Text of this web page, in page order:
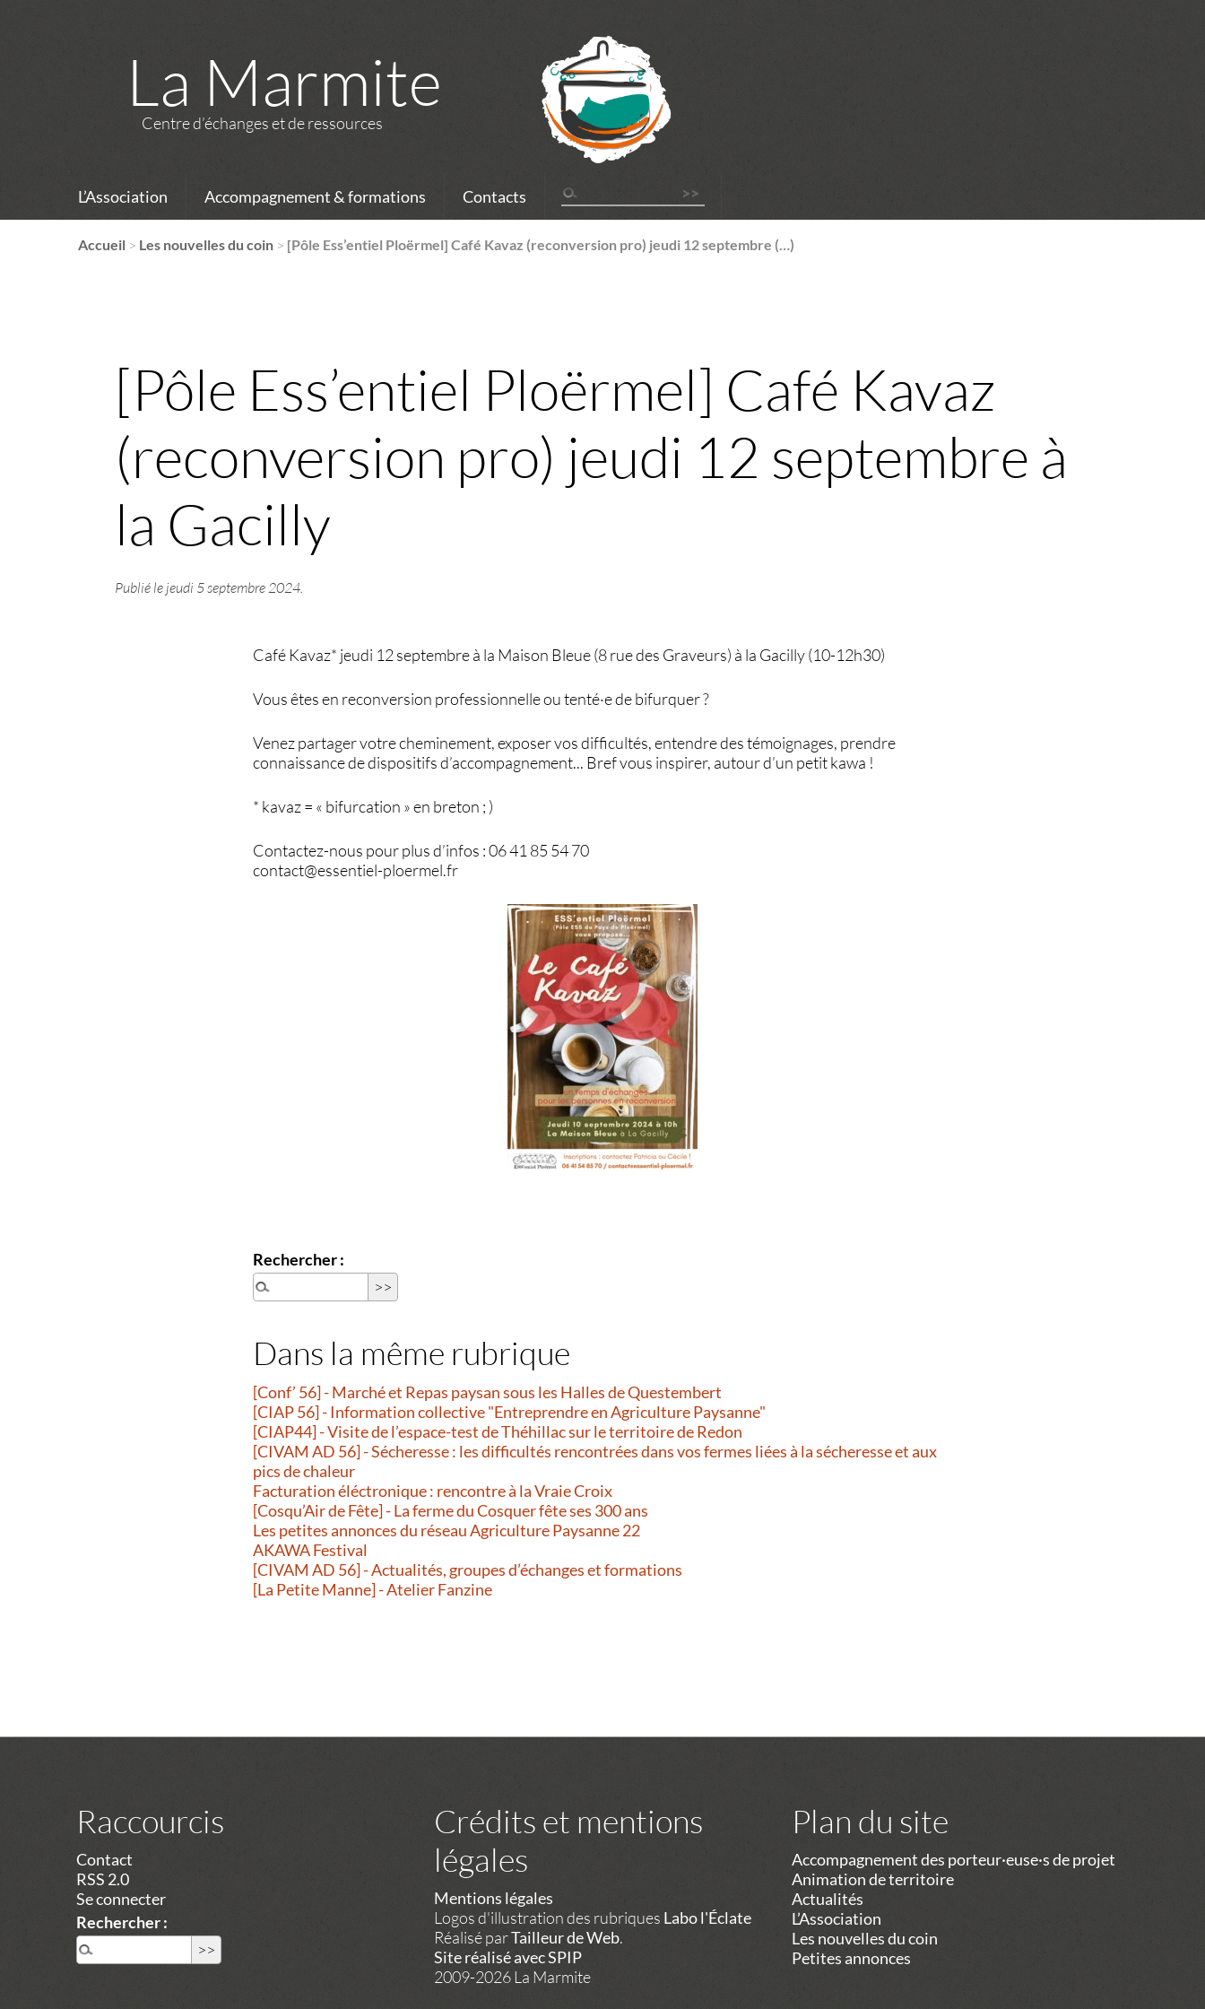
La Marmite
Centre d’échanges et de ressources
L’Association Accompagnement & formations Contacts
Accueil > Les nouvelles du coin > [Pôle Ess’entiel Ploërmel] Café Kavaz (reconversion pro) jeudi 12 septembre (…)
[Pôle Ess’entiel Ploërmel] Café Kavaz
(reconversion pro) jeudi 12 septembre à
la Gacilly
Publié le jeudi 5 septembre 2024.
Café Kavaz* jeudi 12 septembre à la Maison Bleue (8 rue des Graveurs) à la Gacilly (10-12h30)
Vous êtes en reconversion professionnelle ou tenté·e de bifurquer ?
Venez partager votre cheminement, exposer vos difficultés, entendre des témoignages, prendre
connaissance de dispositifs d’accompagnement... Bref vous inspirer, autour d’un petit kawa !
* kavaz = « bifurcation » en breton ; )
Contactez-nous pour plus d’infos : 06 41 85 54 70
contact@essentiel-ploermel.fr
Rechercher :
Dans la même rubrique
[Conf’ 56] - Marché et Repas paysan sous les Halles de Questembert
[CIAP 56] - Information collective "Entreprendre en Agriculture Paysanne"
[CIAP44] - Visite de l’espace-test de Théhillac sur le territoire de Redon
[CIVAM AD 56] - Sécheresse : les difficultés rencontrées dans vos fermes liées à la sécheresse et aux
pics de chaleur
Facturation éléctronique : rencontre à la Vraie Croix
[Cosqu’Air de Fête] - La ferme du Cosquer fête ses 300 ans
Les petites annonces du réseau Agriculture Paysanne 22
AKAWA Festival
[CIVAM AD 56] - Actualités, groupes d’échanges et formations
[La Petite Manne] - Atelier Fanzine
Raccourcis
Contact
RSS 2.0
Se connecter
Rechercher :
Crédits et mentions
légales
Mentions légales
Logos d'illustration des rubriques Labo l'Éclate
Réalisé parTailleur de Web.
Site réalisé avec SPIP
2009-2026 La Marmite
Plan du site
Accompagnement des porteur·euse·s de projet
Animation de territoire
Actualités
L’Association
Les nouvelles du coin
Petites annonces